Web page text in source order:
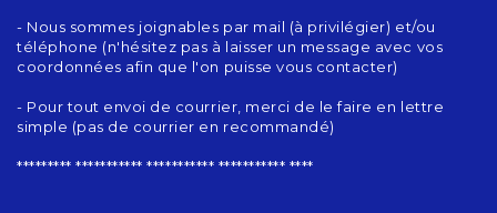
- Nous sommes joignables par mail (à privilégier) et/ou
téléphone (n'hésitez pas à laisser un message avec vos
coordonnées afin que l'on puisse vous contacter)
- Pour tout envoi de courrier, merci de le faire en lettre
simple (pas de courrier en recommandé)
********* *********** *********** *********** ****